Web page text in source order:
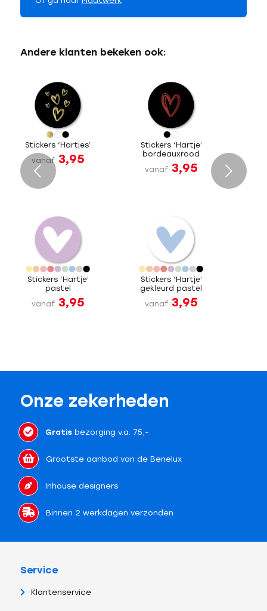
Andere klanten bekeken ook:
Stickers ‘Hartjes’
vanaf 3,95
Stickers ‘Hartje’
bordeauxrood
vanaf 3,95
Stickers ‘Hartje’
pastel
vanaf 3,95
Stickers ‘Hartje’
gekleurd pastel
vanaf 3,95
Volgende
Onze zekerheden
Gratisbezorging v.a. 75,-
Grootste aanbod van de Benelux
Inhouse designers
Binnen 2 werkdagen verzonden
Service
Klantenservice